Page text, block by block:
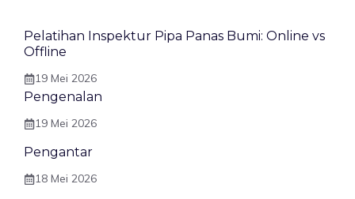
Pelatihan Inspektur Pipa Panas Bumi: Online vs
Offline
19 Mei 2026
Pengenalan
19 Mei 2026
Pengantar
18 Mei 2026